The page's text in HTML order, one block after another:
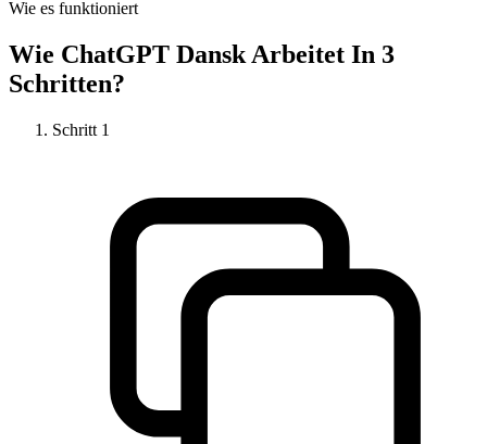
Wie es funktioniert
Wie ChatGPT Dansk Arbeitet In 3
Schritten?
Schritt 1